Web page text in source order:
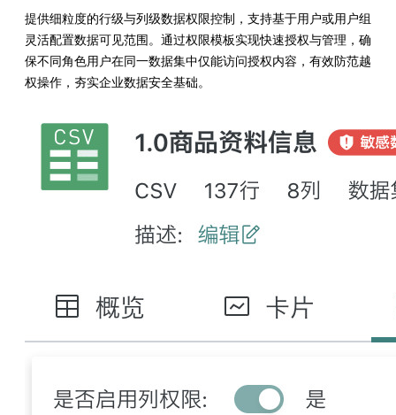
提供细粒度的行级与列级数据权限控制，支持基于用户或用户组
灵活配置数据可见范围。通过权限模板实现快速授权与管理，确
保不同角色用户在同一数据集中仅能访问授权内容，有效防范越
权操作，夯实企业数据安全基础。